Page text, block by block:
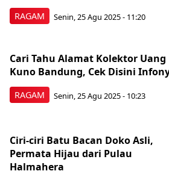
RAGAM Senin, 25 Agu 2025 - 11:20
RAGAM
Cari Tahu Alamat Kolektor Uang
Kuno Bandung, Cek Disini
Senin, 25 Agu 2025 - 10:23
Ciri-ciri Batu Bacan Doko Asli,
Permata Hijau dari Pulau
Halmahera